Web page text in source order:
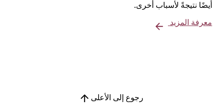
أيضًا نتيجةً لأسباب أخرى.
معرفة المزيد
رجوع إلى الأعلى